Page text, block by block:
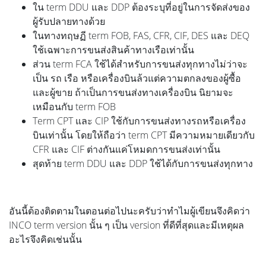
ใน term DDU และ DDP ต้องระบุที่อยู่ในการจัดส่งของ
ผู้รับปลายทางด้วย
ในทางทฤษฏี term FOB, FAS, CFR, CIF, DES และ DEQ
ใช้เฉพาะการขนส่งสินค้าทางเรือเท่านั้น
ส่วน term FCA ใช้ได้สำหรับการขนส่งทุกทางไม่ว่าจะ
เป็น รถ เรือ หรือเครื่องบินล้วแต่ความตกลงของผู้ซื้อ
และผู้ขาย ถ้าเป็นการขนส่งทางเครื่องบิน นิยามจะ
เหมือนกับ term FOB
Term CPT และ CIP ใช้กับการขนส่งทางรถหรือเครื่อง
บินเท่านั้น โดยให้ถือว่า term CPT มีความหมายเดียวกับ
CFR และ CIF ต่างกันแค่โหมดการขนส่งเท่านั้น
สุดท้าย term DDU และ DDP ใช้ได้กับการขนส่งทุกทาง
อันนี้ต้องติดตามในตอนต่อไปนะครับว่าทำไมผู้เขียนจึงคิดว่า
INCO term version นั้น ๆ เป็น version ที่ดีที่สุดและมีเหตุผล
อะไรจึงคิดเช่นนั้น